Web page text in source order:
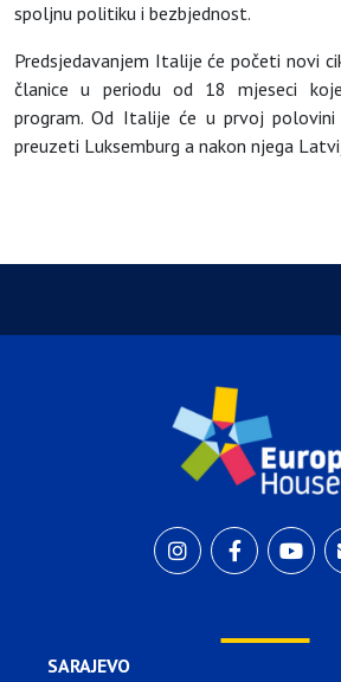
spoljnu politiku i bezbjednost.
Predsjedavanjem Italije će početi novi
članice u periodu od 18 mjeseci
program. Od Italije će u prvoj polovini
preuzeti Luksemburg a nakon njega
SARAJEVO